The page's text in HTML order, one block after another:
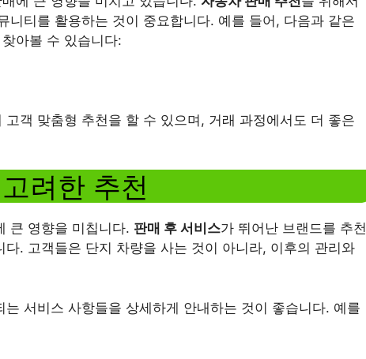
니티를 활용하는 것이 중요합니다. 예를 들어, 다음과 같은
아볼 수 있습니다:
객 맞춤형 추천을 할 수 있으며, 거래 과정에서도 더 좋은
려한 추천
큰 영향을 미칩니다. 판매 후 서비스가 뛰어난 브랜드를 추천
. 고객들은 단지 차량을 사는 것이 아니라, 이후의 관리와
서비스 사항들을 상세하게 안내하는 것이 좋습니다. 예를